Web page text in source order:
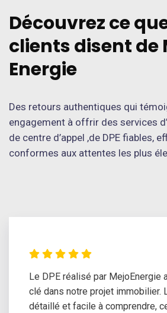
Découvrez ce
clients disent de
Energie
Des retours authentiques qui
engagement à offrir des services
de centre d’appel ,de DPE fiables,
conformes aux attentes les plus
Le DPE réalisé par MejoEnergie
clé dans notre projet immobilier.
détaillé et facile à comprendre,